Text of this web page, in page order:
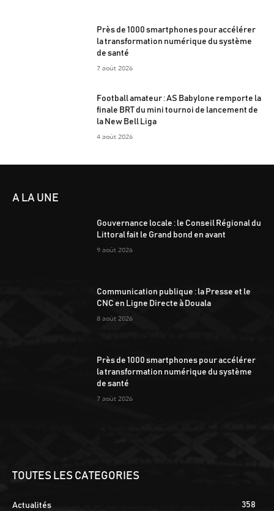
Près de 1000 smartphones pour accélérer
la transformation numérique du système
de santé
7 août 2026
Football amateur : AS Babylone remporte la
finale BRT du mini tournoi de lancement de
la New Bell Liga
4 août 2026
A LA UNE
Gouvernance locale : le Conseil Régional du
Littoral fait le Grand bond en avant
9 août 2026
Communication publique : la Presse et le
CNC en Ligne Directe à Douala
8 août 2026
Près de 1000 smartphones pour accélérer
la transformation numérique du système
de santé
7 août 2026
TOUTES LES CATEGORIES
Actualités 358